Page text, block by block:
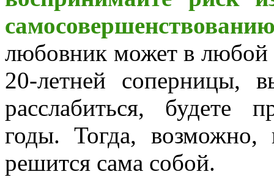
любовник может в любой
20-летней соперницы,
расслабиться, будете
годы. Тогда, возможно,
решится сама собой.